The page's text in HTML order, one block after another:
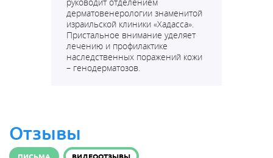
дерматовенерологии знаменитой
израильской клиники «Хадасса».
Пристальное внимание уделяет
лечению и профилактике
наследственных поражений кожи
– генодерматозов.
Отзывы